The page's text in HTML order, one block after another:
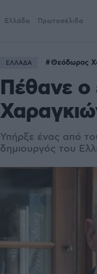
Ελλάδα Πρωτοσέλιδα
ΕΛΛΑΔΑ Θεόδωρος
Πέθανε ο
Υπήρξε ένας από
δημιουργός του